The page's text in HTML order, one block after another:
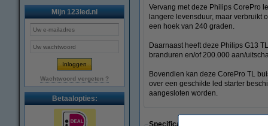
Mijn 123led.nl
Wachtwoord vergeten ?
Betaalopties:
Vervang met deze Philips CorePro
langere levensduur, maar verbruikt
een hoek van 240 graden.
Daarnaast heeft deze Philips G13
branduren en/of 200.000 aan/
Bovendien kan deze CorePro TL
over een geschikte led starter
aangesloten worden.
Specificaties